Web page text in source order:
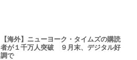
【海外】ニューヨーク・タイムズの購読
者が１千万人突破 ９月末、デジタル好
調で